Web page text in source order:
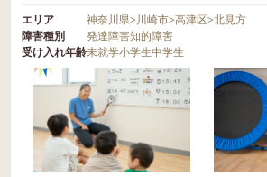
エリア 神奈川県>川崎市>高津区>北見方
障害種別
発達障害知的障害
受け入れ年齢未就学小学生中学生